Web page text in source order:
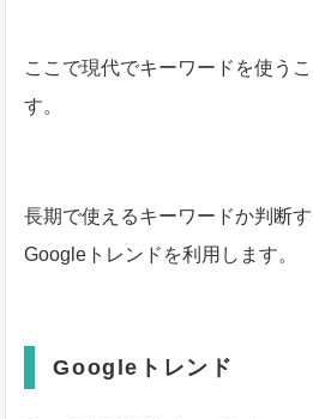
ここで現代でキーワードを使う
す。
長期で使えるキーワードか判断
Googleトレンドを利用します。
Googleトレンド